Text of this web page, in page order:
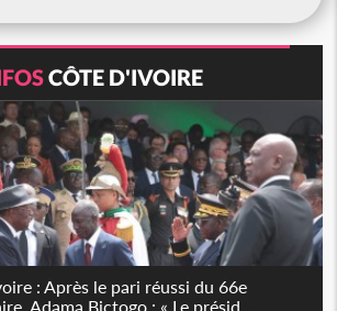
CÔTE D'IVOIRE
: Après le pari réussi du 66e
Adama Bictogo : « Le présid...